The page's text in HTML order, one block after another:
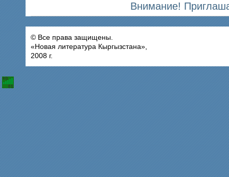
Внимание!
© Все права защищены.
«Новая литература Кыргызстана»,
2008 г.